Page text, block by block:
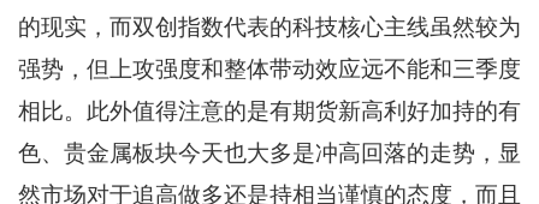
的现实，而双创指数代表的科技核心主线虽然较为
强势，但上攻强度和整体带动效应远不能和三季度
相比。此外值得注意的是有期货新高利好加持的有
色、贵金属板块今天也大多是冲高回落的走势，显
然市场对于追高做多还是持相当谨慎的态度，而且